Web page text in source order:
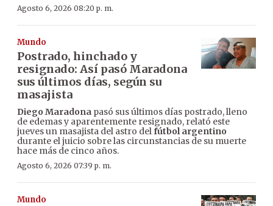
Agosto 6, 2026 08:20 p. m.
Mundo
Postrado, hinchado y
resignado: Así pasó Maradona
sus últimos días, según su
masajista
Diego Maradona pasó sus últimos días postrado, lleno
de edemas y aparentemente resignado, relató este
jueves un masajista del astro delfútbol argentino
durante el juicio sobre las circunstancias de su muerte
hace más de cinco años.
Agosto 6, 2026 07:39 p. m.
Mundo